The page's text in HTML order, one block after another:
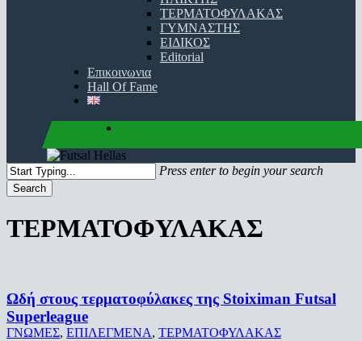
ΤΕΡΜΑΤΟΦΥΛΑΚΑΣ
ΓΥΜΝΑΣΤΗΣ
ΕΙΔΙΚΟΣ
Editorial
Επικοινωνια
Hall Of Fame
Press enter to begin your search
Search
Search
ΤΕΡΜΑΤΟΦΥΛΑΚΑΣ
Ωδή στους τερματοφύλακες της Stoiximan Futsal
Superleague
ΓΝΩΜΕΣ, ΕΠΙΛΕΓΜΕΝΑ, ΤΕΡΜΑΤΟΦΥΛΑΚΑΣ